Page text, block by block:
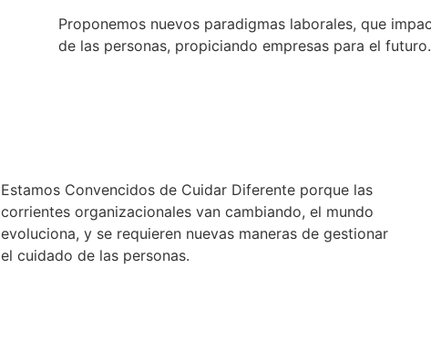
Proponemos nuevos paradigmas laborales, que
de las personas, propiciando empresas para el futuro.
Estamos Convencidos de Cuidar Diferente porque las
corrientes organizacionales van cambiando, el mundo
evoluciona, y se requieren nuevas maneras de gestionar
el cuidado de las personas.